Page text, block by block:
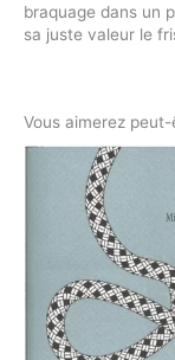
braquage dans un
sa juste valeur le
Vous aimerez